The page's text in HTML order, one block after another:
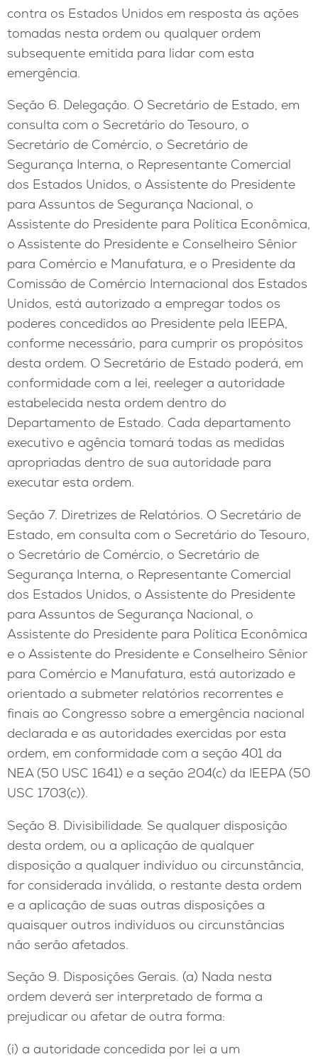
contra os Estados Unidos em resposta às ações
tomadas nesta ordem ou qualquer ordem
subsequente emitida para lidar com esta
emergência.
Seção 6. Delegação. O Secretário de Estado, em
consulta com o Secretário do Tesouro, o
Secretário de Comércio, o Secretário de
Segurança Interna, o Representante Comercial
dos Estados Unidos, o Assistente do Presidente
para Assuntos de Segurança Nacional, o
Assistente do Presidente para Política Econômica,
o Assistente do Presidente e Conselheiro Sênior
para Comércio e Manufatura, e o Presidente da
Comissão de Comércio Internacional dos Estados
Unidos, está autorizado a empregar todos os
poderes concedidos ao Presidente pela IEEPA,
conforme necessário, para cumprir os propósitos
desta ordem. O Secretário de Estado poderá, em
conformidade com a lei, reeleger a autoridade
estabelecida nesta ordem dentro do
Departamento de Estado. Cada departamento
executivo e agência tomará todas as medidas
apropriadas dentro de sua autoridade para
executar esta ordem.
Seção 7. Diretrizes de Relatórios. O Secretário de
Estado, em consulta com o Secretário do Tesouro,
o Secretário de Comércio, o Secretário de
Segurança Interna, o Representante Comercial
dos Estados Unidos, o Assistente do Presidente
para Assuntos de Segurança Nacional, o
Assistente do Presidente para Política Econômica
e o Assistente do Presidente e Conselheiro Sênior
para Comércio e Manufatura, está autorizado e
orientado a submeter relatórios recorrentes e
finais ao Congresso sobre a emergência nacional
declarada e as autoridades exercidas por esta
ordem, em conformidade com a seção 401 da
NEA (50 USC 1641) e a seção 204(c) da IEEPA (50
USC 1703(c)).
Seção 8. Divisibilidade. Se qualquer disposição
desta ordem, ou a aplicação de qualquer
disposição a qualquer indivíduo ou circunstância,
for considerada inválida, o restante desta ordem
e a aplicação de suas outras disposições a
quaisquer outros indivíduos ou circunstâncias
não serão afetados.
Seção 9. Disposições Gerais. (a) Nada nesta
ordem deverá ser interpretado de forma a
prejudicar ou afetar de outra forma:
(i) a autoridade concedida por lei a um